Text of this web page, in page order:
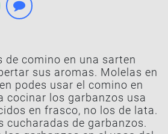
de comino en una sarten
sus aromas. Molelas en
podes usar el comino en
cocinar los garbanzos usa
en frasco, no los de lata.
cucharadas de garbanzos.